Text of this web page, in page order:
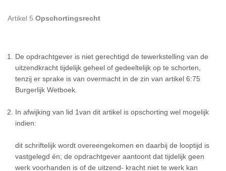
Artikel 5 Opschortingsrecht
De opdrachtgever is niet gerechtigd de tewerkstelling van de
uitzendkracht tijdelijk geheel of gedeeltelijk op te schorten,
tenzij er sprake is van overmacht in de zin van artikel 6:75
Burgerlijk Wetboek.
In afwijking van lid 1van dit artikel is opschorting wel mogelijk
indien:
dit schriftelijk wordt overeengekomen en daarbij de looptijd is
vastgelegd én; de opdrachtgever aantoont dat tijdelijk geen
werk voorhanden is of de uitzend- kracht niet te werk kan